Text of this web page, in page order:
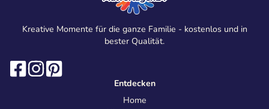
Kreative Momente für die ganze Familie - kostenlos und in
bester Qualität.
Entdecken
Home